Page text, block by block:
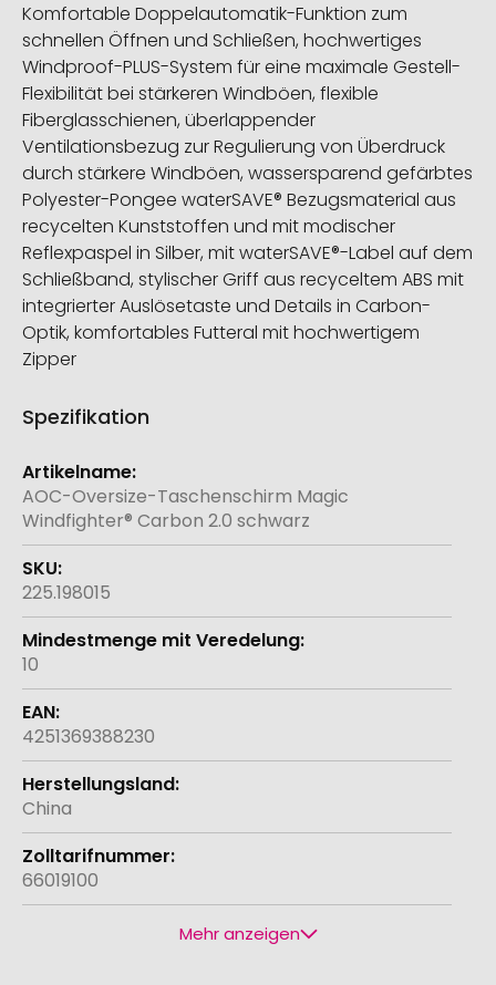
Komfortable Doppelautomatik-Funktion zum
schnellen Öffnen und Schließen, hochwertiges
Windproof-PLUS-System für eine maximale Gestell-
Flexibilität bei stärkeren Windböen, flexible
Fiberglasschienen, überlappender
Ventilationsbezug zur Regulierung von Überdruck
durch stärkere Windböen, wassersparend gefärbtes
Polyester-Pongee waterSAVE® Bezugsmaterial aus
recycelten Kunststoffen und mit modischer
Reflexpaspel in Silber, mit waterSAVE®-Label auf dem
Schließband, stylischer Griff aus recyceltem ABS mit
integrierter Auslösetaste und Details in Carbon-
Optik, komfortables Futteral mit hochwertigem
Zipper
Spezifikation
Weitere
Informationen
AOC-Oversize-Taschenschirm Magic
Windfighter® Carbon 2.0 schwarz
225.198015
10
4251369388230
China
66019100
Mehr anzeigen